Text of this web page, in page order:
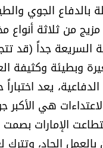
بالدفاع الجوي
مزيج من ثلاثة
وبطيئة وكثيفة
يعد
هي
الإمارات